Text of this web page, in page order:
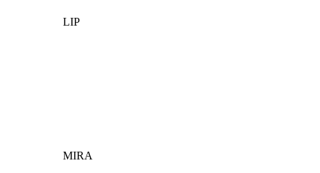
LIP
MIRA